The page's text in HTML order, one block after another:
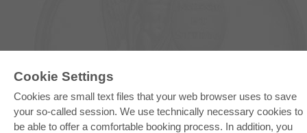
Cookie Settings
Cookies are small text files that your web browser uses to save
your so-called session. We use technically necessary cookies to
be able to offer a comfortable booking process. In addition, you
E-COLLECTION
Full Package
Department Packages
Pick & Choose
E-Book Delivery